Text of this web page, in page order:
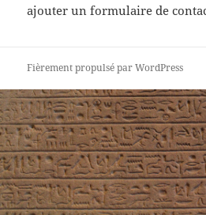
ajouter un formulaire de
Fièrement propulsé par WordPress